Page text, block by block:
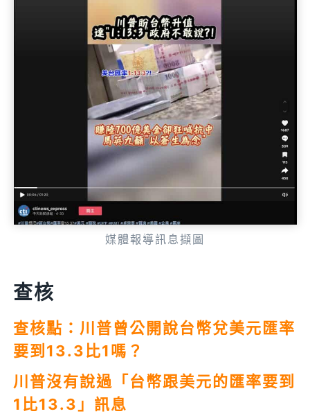
媒體報導訊息擷圖
查核
查核點：川普曾公開說台幣兌美元匯率
要到13.3比1嗎？
川普沒有說過「台幣跟美元的匯率要到
1比13.3」訊息